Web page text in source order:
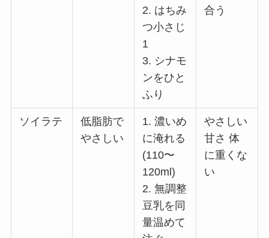
2. はちみ
つ小さじ
1
3. シナモ
ンをひと
ふり
合う
ソイラテ
低脂肪で
やさしい
1. 濃いめ
に淹れる
(110〜
120ml)
2. 無調整
豆乳を同
量温めて
やさしい
甘さ 体
に重くな
い